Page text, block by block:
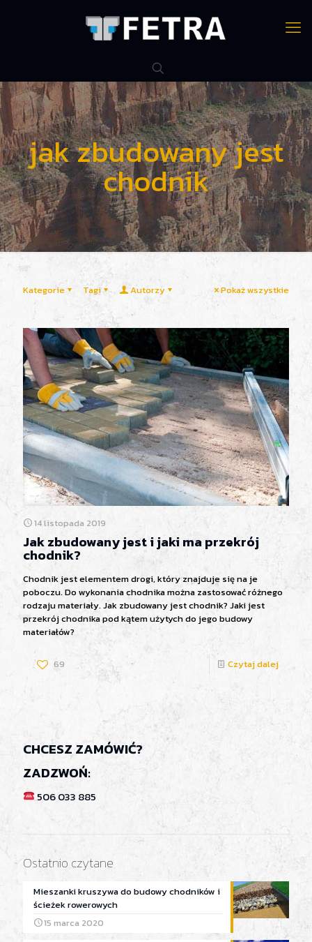
jak zbudowany jest
chodnik
Kategorie Tagi Autorzy Pokaż wszystkie
14 listopada 2019
Jak zbudowany jest i jaki ma przekrój
chodnik?
Chodnik jest elementem drogi, który znajduje się na je
poboczu. Do wykonania chodnika można zastosować różnego
rodzaju materiały. Jak zbudowany jest chodnik? Jaki jest
przekrój chodnika pod kątem użytych do jego budowy
materiałów?
69 Czytaj dalej
CHCESZ ZAMÓWIĆ?
ZADZWOŃ:
506 033 885
Ostatnio czytane
Mieszanki kruszywa do budowy chodników i
ścieżek rowerowych
15 marca 2020